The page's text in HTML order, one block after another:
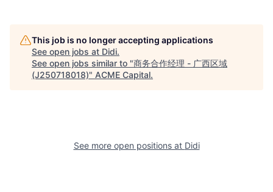
This job is no longer accepting applications
See open jobs at Didi.
See open jobs similar to "商务合作经理 - 广西区域
(J250718018)" ACME Capital.
See more open positions at Didi